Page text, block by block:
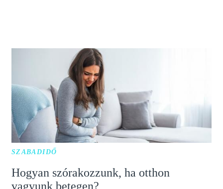
SZABADIDŐ
Hogyan szórakozzunk, ha otthon
vagyunk betegen?